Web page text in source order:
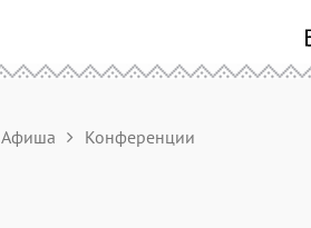
Афиша Конференции